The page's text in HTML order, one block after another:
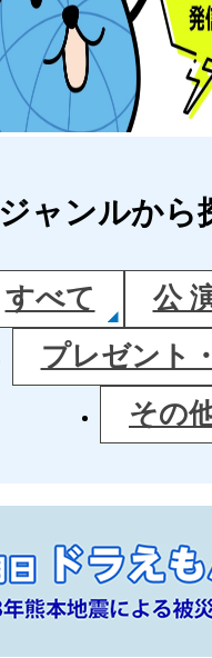
ジャンルから
すべて
公
プレゼント
その